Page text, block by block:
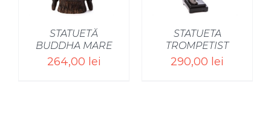
STATUETĂ
BUDDHA MARE
264,00 lei
STATUETA
TROMPETIST
290,00 lei